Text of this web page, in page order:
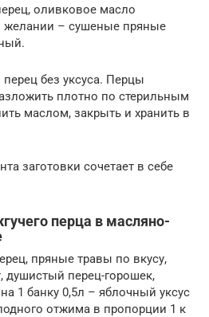
оливковое масло
желании – сушеные пряные
без уксуса. Перцы
плотно по стерильным
маслом, закрыть и хранить в
заготовки сочетает в себе
перца в масляно-
пряные травы по вкусу,
душистый перец-горошек,
1 банку 0,5л – яблочный уксус
отжима в пропорции 1 к